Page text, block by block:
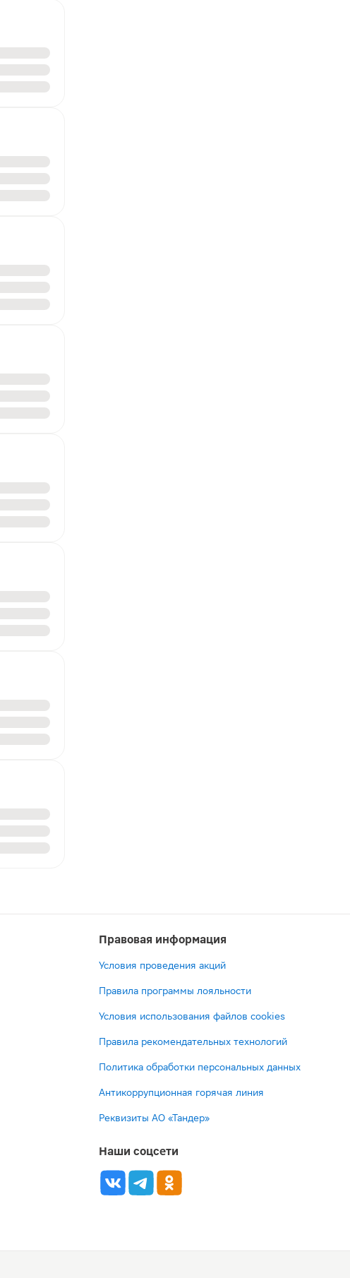
Правовая информация
Условия проведения акций
Правила программы лояльности
Условия использования файлов cookies
Правила рекомендательных технологий
Политика обработки персональных данных
Антикоррупционная горячая линия
Реквизиты АО «Тандер»
Наши соцсети